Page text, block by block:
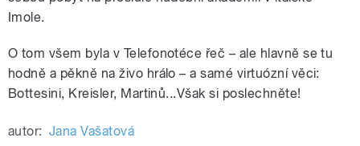
Imole.
O tom všem byla v Telefonotéce řeč – ale hlavně se tu
hodně a pěkně na živo hrálo – a samé virtuózní věci:
Bottesini, Kreisler, Martinů...Však si poslechněte!
autor: Jana Vašatová